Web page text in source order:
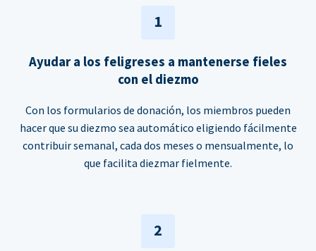
1
Ayudar a los feligreses a mantenerse fieles
con el diezmo
Con los formularios de donación, los miembros pueden
hacer que su diezmo sea automático eligiendo fácilmente
contribuir semanal, cada dos meses o mensualmente, lo
que facilita diezmar fielmente.
2